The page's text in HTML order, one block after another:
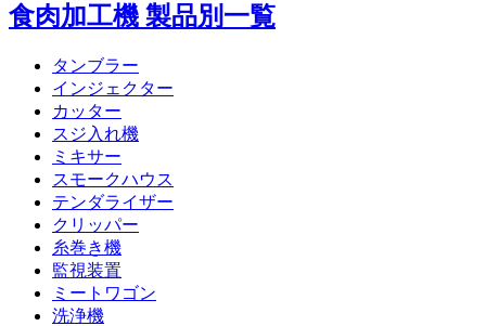
食肉加工機 製品別一覧
タンブラー
インジェクター
カッター
スジ入れ機
ミキサー
スモークハウス
テンダライザー
クリッパー
糸巻き機
監視装置
ミートワゴン
洗浄機